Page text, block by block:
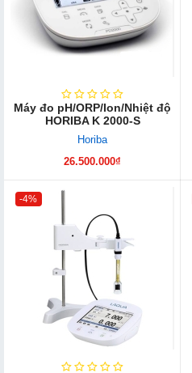
Máy đo pH/ORP/Ion/Nhiệt độ
HORIBA K 2000-S
Horiba
26.500.000₫
-4%